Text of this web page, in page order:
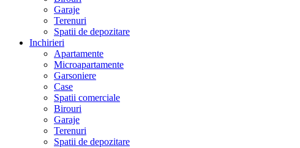
Garaje
Terenuri
Spatii de depozitare
Inchirieri
Apartamente
Microapartamente
Garsoniere
Case
Spatii comerciale
Birouri
Garaje
Terenuri
Spatii de depozitare